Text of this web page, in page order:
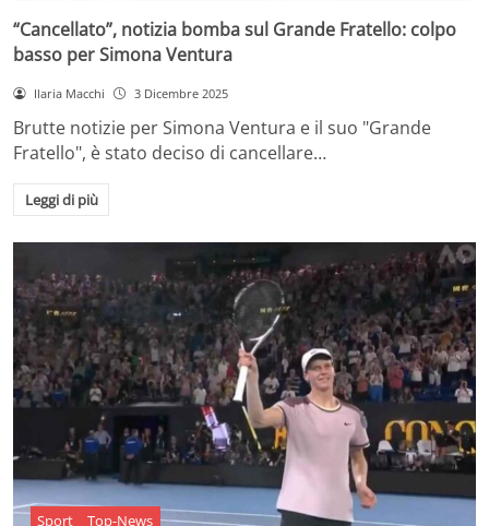
“Cancellato”, notizia bomba sul Grande Fratello: colpo
basso per Simona Ventura
Ilaria Macchi 3 Dicembre 2025
Brutte notizie per Simona Ventura e il suo "Grande
Fratello", è stato deciso di cancellare…
Leggi di più
Sport Top-News